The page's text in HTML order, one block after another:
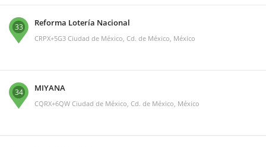
33 Reforma Lotería Nacional
CRPX+5G3 Ciudad de México, Cd. de México, México
34 MIYANA
CQRX+6QW Ciudad de México, Cd. de México, México